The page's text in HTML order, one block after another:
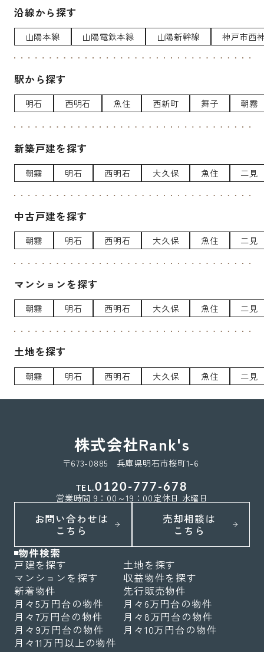
沿線から探す
山陽本線 山陽電鉄本線 山陽新幹線 神戸市西
駅から探す
明石 西明石 魚住 西新町 舞子 朝霧
新築戸建を探す
朝霧 明石 西明石 大久保 魚住 二見
中古戸建を探す
朝霧 明石 西明石 大久保 魚住 二見
マンションを探す
朝霧 明石 西明石 大久保 魚住 二見
土地を探す
朝霧 明石 西明石 大久保 魚住 二見
株式会社Rank's
〒673-0885 兵庫県明石市桜町1-6
TEL.0120-777-678
営業時間 9：00～19：00定休日 水曜日
お問い合わせは
こちら
売却相談は
こちら
物件検索
戸建を探す
土地を探す
マンションを探す
収益物件を探す
新着物件
先行販売物件
月々5万円台の物件
月々6万円台の物件
月々7万円台の物件
月々8万円台の物件
月々9万円台の物件
月々10万円台の物件
月々11万円以上の物件